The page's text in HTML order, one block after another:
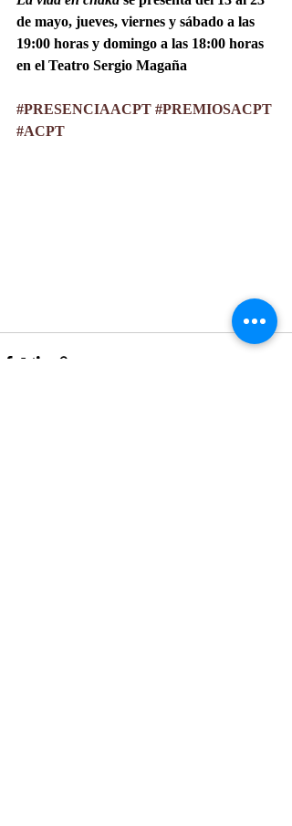
de mayo, jueves, viernes y sábado a las
19:00 horas y domingo a las 18:00 horas
en el Teatro Sergio Magaña
#PRESENCIAACPT #PREMIOSACPT
#ACPT